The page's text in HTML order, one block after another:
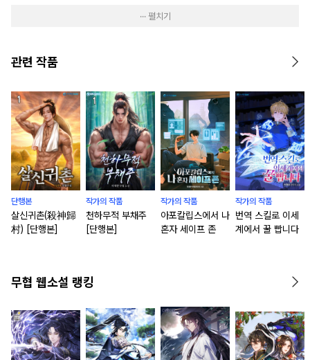
··· 펼치기
관련 작품
단행본
살신귀촌(殺神歸
村) [단행본]
작가의 작품
천하무적 부채주
[단행본]
작가의 작품
아포칼립스에서 나
혼자 세이프 존
작가의 작품
번역 스킬로 이세
계에서 꿀 빱니다
무협 웹소설 랭킹